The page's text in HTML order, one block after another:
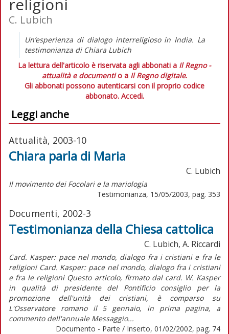
religioni
C. Lubich
Un’esperienza di dialogo interreligioso in India. La
testimonianza di Chiara Lubich
La lettura dell'articolo è riservata agli abbonati a Il Regno -
attualità e documentio a Il Regno digitale.
Gli abbonati possono autenticarsi con il proprio codice
abbonato. Accedi.
Leggi anche
Attualità, 2003-10
Chiara parla di Maria
C. Lubich
Il movimento dei Focolari e la mariologia
Testimonianza, 15/05/2003, pag. 353
Documenti, 2002-3
Testimonianza della Chiesa cattolica
C. Lubich, A. Riccardi
Card. Kasper: pace nel mondo, dialogo fra i cristiani e fra le
religioni Card. Kasper: pace nel mondo, dialogo fra i cristiani
e fra le religioni Questo articolo, firmato dal card. W. Kasper
in qualità di presidente del Pontificio consiglio per la
promozione dell'unità dei cristiani, è comparso su
L'Osservatore romano il 5 gennaio, in prima pagina, a
commento dell'annuale Messaggio...
Documento - Parte / Inserto, 01/02/2002, pag. 74